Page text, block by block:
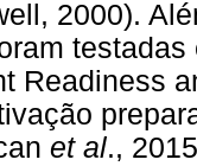
2000).
Readiness
et al.,